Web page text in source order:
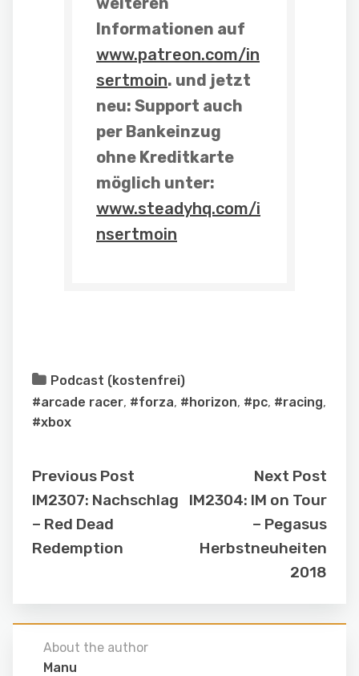
Informationen auf
www.patreon.com/in
sertmoin. und jetzt
neu: Support auch
per Bankeinzug
ohne Kreditkarte
möglich unter:
www.steadyhq.com/i
nsertmoin
Podcast (kostenfrei)
#arcade racer, #forza, #horizon, #pc, #racing,
#xbox
Previous Post
IM2307: Nachschlag
– Red Dead
Redemption
Next Post
IM2304: IM on Tour
– Pegasus
Herbstneuheiten
2018
About the author
Manu